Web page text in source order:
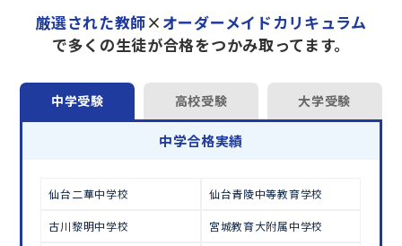
トライで一緒に“自己最高得点”を目指しません
か？
オンラインでの学習面談も承っております。
学習相談のお申し込みはこちら
厳選された教師× オーダーメイドカリキュラム
で多くの生徒が合格をつかみ取ってます。
中学受験 高校受験 大学受験
中学合格実績
仙台二華中学校 仙台青陵中等教育学校
古川黎明中学校 宮城教育大附属中学校